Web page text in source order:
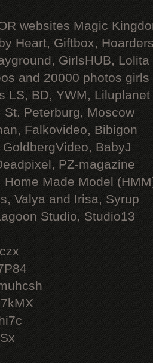
websites Magic
Heart, Giftbox,
GirlsHUB, Lolita
and 20000 photos
LS, BD, YWM, Liluplanet
St. Peterburg, Moscow
Falkovideo, Bibigon
BabyJ
PZ-magazine
Home Made Model
Valya and Irisa, Syrup
Studio, Studio13